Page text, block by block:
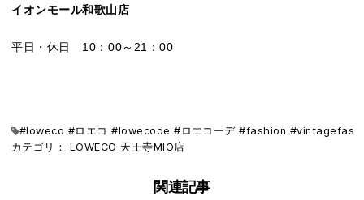
イオンモール和歌山店
平日・休日 10：00～21：00
#loweco #ロエコ #lowecode #ロエコーデ #fashion
カテゴリ： LOWECO 天王寺MIO店
関連記事